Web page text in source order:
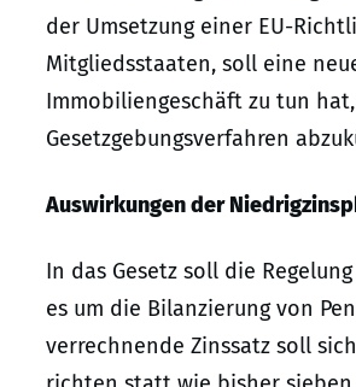
der Umsetzung einer EU-
Mitgliedsstaaten, soll eine
Immobiliengeschäft zu tun
Gesetzgebungsverfahren
Auswirkungen der
In das Gesetz soll die
es um die Bilanzierung von
verrechnende Zinssatz soll